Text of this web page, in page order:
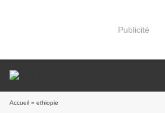
Publicité
Accueil » ethiopie